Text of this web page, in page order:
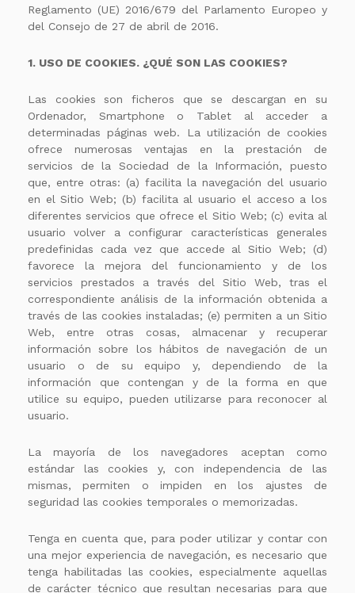
Reglamento (UE) 2016/679 del Parlamento Europeo y
del Consejo de 27 de abril de 2016.
1. USO DE COOKIES. ¿QUÉ SON LAS COOKIES?
Las cookies son ficheros que se descargan en su
Ordenador, Smartphone o Tablet al acceder a
determinadas páginas web. La utilización de cookies
ofrece numerosas ventajas en la prestación de
servicios de la Sociedad de la Información, puesto
que, entre otras: (a) facilita la navegación del usuario
en el Sitio Web; (b) facilita al usuario el acceso a los
diferentes servicios que ofrece el Sitio Web; (c) evita al
usuario volver a configurar características generales
predefinidas cada vez que accede al Sitio Web; (d)
favorece la mejora del funcionamiento y de los
servicios prestados a través del Sitio Web, tras el
correspondiente análisis de la información obtenida a
través de las cookies instaladas; (e) permiten a un Sitio
Web, entre otras cosas, almacenar y recuperar
información sobre los hábitos de navegación de un
usuario o de su equipo y, dependiendo de la
información que contengan y de la forma en que
utilice su equipo, pueden utilizarse para reconocer al
usuario.
La mayoría de los navegadores aceptan como
estándar las cookies y, con independencia de las
mismas, permiten o impiden en los ajustes de
seguridad las cookies temporales o memorizadas.
Tenga en cuenta que, para poder utilizar y contar con
una mejor experiencia de navegación, es necesario que
tenga habilitadas las cookies, especialmente aquellas
de carácter técnico que resultan necesarias para que